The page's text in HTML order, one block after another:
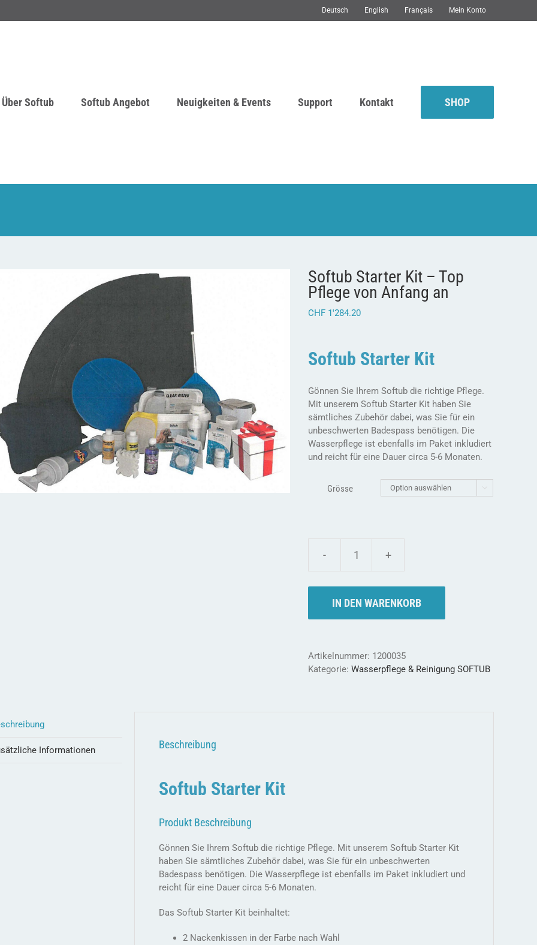
Deutsch English Français Mein Konto
Über Softub Softub Angebot Neuigkeiten & Events Support Kontakt SHOP
Softub Starter Kit – Top
Pflege von Anfang an
CHF 1'284.20
Softub Starter Kit
Gönnen Sie Ihrem Softub die richtige Pflege.
Mit unserem Softub Starter Kit haben Sie
sämtliches Zubehör dabei, was Sie für ein
unbeschwerten Badespass benötigen. Die
Wasserpflege ist ebenfalls im Paket inkludiert
und reicht für eine Dauer circa 5-6 Monaten.
Grösse 
Softub
Kit
-
Anfang
an
IN DEN WARENKORB
Artikelnummer: 1200035
Kategorie: Wasserpflege & Reinigung SOFTUB
Informationen Beschreibung
Softub Starter Kit
Produkt Beschreibung
Gönnen Sie Ihrem Softub die richtige Pflege. Mit unserem Softub Starter Kit
haben Sie sämtliches Zubehör dabei, was Sie für ein unbeschwerten
Badespass benötigen. Die Wasserpflege ist ebenfalls im Paket inkludiert und
reicht für eine Dauer circa 5-6 Monaten.
Das Softub Starter Kit beinhaltet:
2 Nackenkissen in der Farbe nach Wahl